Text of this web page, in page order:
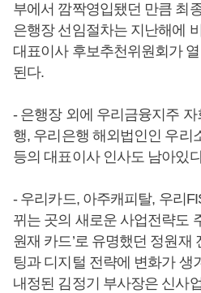
부에서 깜짝영입됐던 만큼 최
은행장 선임절차는 지난해에
대표이사 후보추천위원회가
된다.
- 은행장 외에 우리금융지주
행, 우리은행 해외법인인 우리
등의 대표이사 인사도 남아있
- 우리카드, 아주캐피탈, 우리
뀌는 곳의 새로운 사업전략도
원재 카드’로 유명했던 정원재
팅과 디지털 전략에 변화가 생
내정된 김정기 부사장은 신사